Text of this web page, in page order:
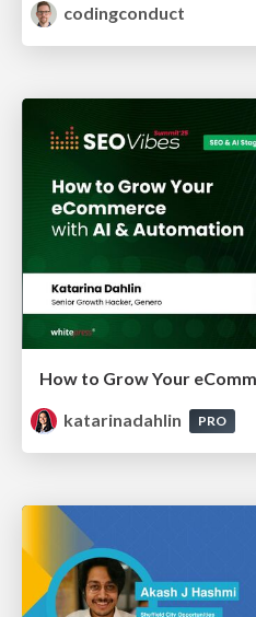
codingconduct
katarinadahlin
PRO